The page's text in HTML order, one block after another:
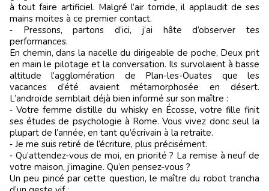
à tout faire artificiel. Malgré l’air torride, il applaudit de ses
mains moites à ce premier contact.
‑ Pressons, partons d’ici, j’ai hâte d’observer tes
performances.
En chemin, dans la nacelle du dirigeable de poche, Deux prit
en main le pilotage et la conversation. Ils survolaient à basse
altitude l’agglomération de Plan-les-Ouates que les
vacances d’été avaient métamorphosée en désert.
L’androïde semblait déjà bien informé sur son maître :
‑ Votre femme distille du whisky en Écosse, votre fille finit
ses études de psychologie à Rome. Vous vivez donc seul la
plupart de l’année, en tant qu’écrivain à la retraite.
‑ Je me suis retiré de l’écriture, plus précisément.
‑ Qu’attendez-vous de moi, en priorité ? La remise à neuf de
votre maison, j’imagine. Qu’en pensez-vous ?
Un peu pincé par cette question, le maître du robot trancha